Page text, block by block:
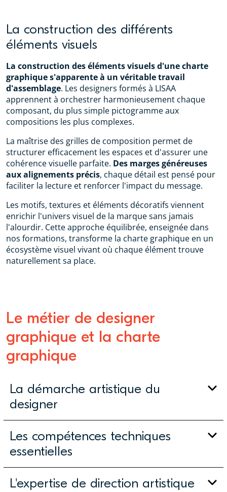
La construction des différents
éléments visuels
La construction des éléments visuels d'une charte
graphique s'apparente à un véritable travail
d'assemblage. Les designers formés à LISAA
apprennent à orchestrer harmonieusement chaque
composant, du plus simple pictogramme aux
compositions les plus complexes.
La maîtrise des grilles de composition permet de
structurer efficacement les espaces et d'assurer une
cohérence visuelle parfaite. Des marges généreuses
aux alignements précis, chaque détail est pensé pour
faciliter la lecture et renforcer l'impact du message.
Les motifs, textures et éléments décoratifs viennent
enrichir l'univers visuel de la marque sans jamais
l'alourdir. Cette approche équilibrée, enseignée dans
nos formations, transforme la charte graphique en un
écosystème visuel vivant où chaque élément trouve
naturellement sa place.
Le métier de designer
graphique et la charte
graphique
La démarche artistique du
designer
Les compétences techniques
essentielles
L'expertise de direction artistique